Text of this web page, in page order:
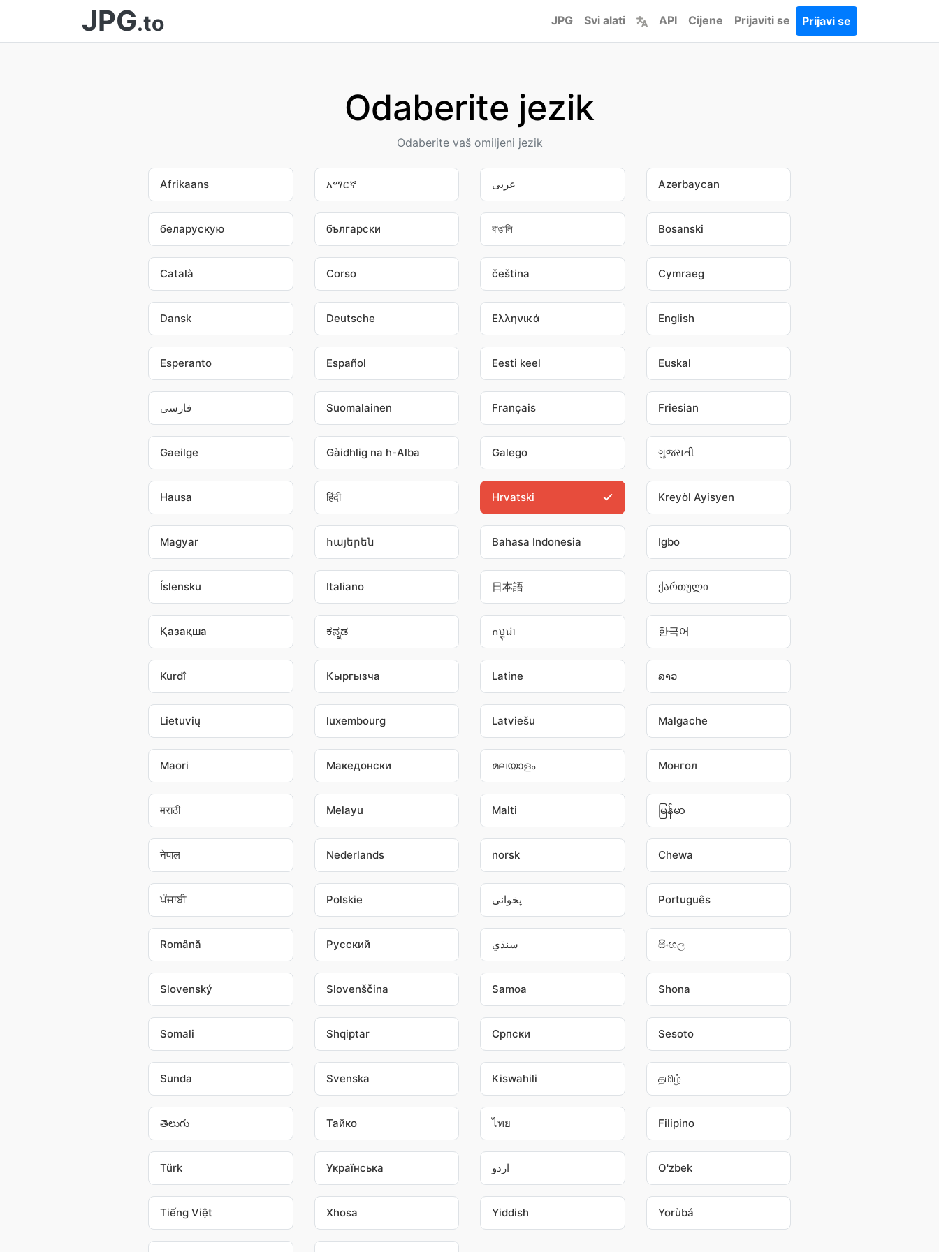
JPG.to JPG Svi alati API Cijene Prijaviti se Prijavi se
Odaberite jezik
Odaberite vaš omiljeni jezik
Afrikaans አማርኛ عربى Azərbaycan
беларускую български বাঙালি Bosanski
Català Corso čeština Cymraeg
Dansk Deutsche Ελληνικά English
Esperanto Español Eesti keel Euskal
فارسی Suomalainen Français Friesian
Gaeilge Gàidhlig na h-Alba Galego ગુજરાતી
Hausa हिंदी Hrvatski Kreyòl Ayisyen
Magyar հայերեն Bahasa Indonesia Igbo
Íslensku Italiano 日本語 ქართული
Қазақша ಕನ್ನಡ កម្ពុជា 한국어
Kurdî Кыргызча Latine ລາວ
Lietuvių luxembourg Latviešu Malgache
Maori Македонски മലയാളം Монгол
मराठी Melayu Malti မြန်မာ
नेपाल Nederlands norsk Chewa
ਪੰਜਾਬੀ Polskie پخوانی Português
Română Pусский سنڌي සිංහල
Slovenský Slovenščina Samoa Shona
Somali Shqiptar Српски Sesoto
Sunda Svenska Kiswahili தமிழ்
తెలుగు Тайко ไทย Filipino
Türk Українська اردو O'zbek
Tiếng Việt Xhosa Yiddish Yorùbá